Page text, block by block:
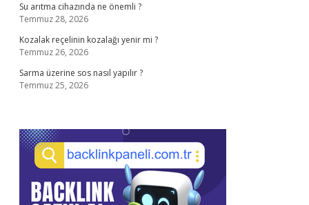
Su arıtma cihazında ne önemli ?
Temmuz 28, 2026
Kozalak reçelinin kozalağı yenir mi ?
Temmuz 26, 2026
Sarma üzerine sos nasıl yapılır ?
Temmuz 25, 2026